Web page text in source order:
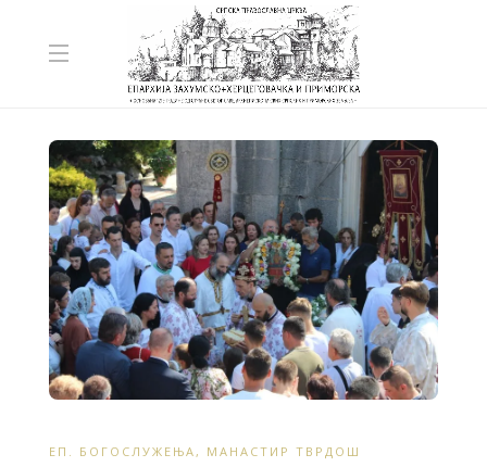
ЕП. БОГОСЛУЖЕЊА , МАНАСТИР ТВРДОШ